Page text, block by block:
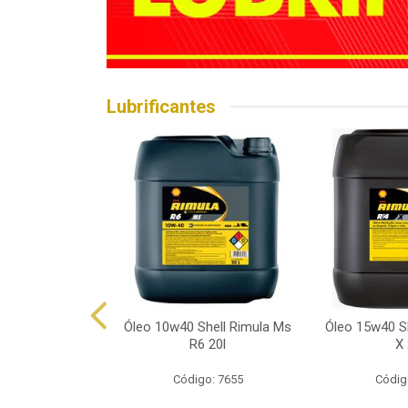
Lubrificantes
Óleo 10w40 Shell Rimula Ms
R6 20l
Código: 7655
Óleo 15w40
X